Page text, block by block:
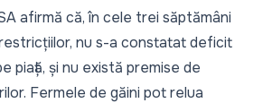
afirmă că, în cele trei săptămâni
nu s-a constatat deficit
piață, și nu există premise de
Fermele de găini pot relua